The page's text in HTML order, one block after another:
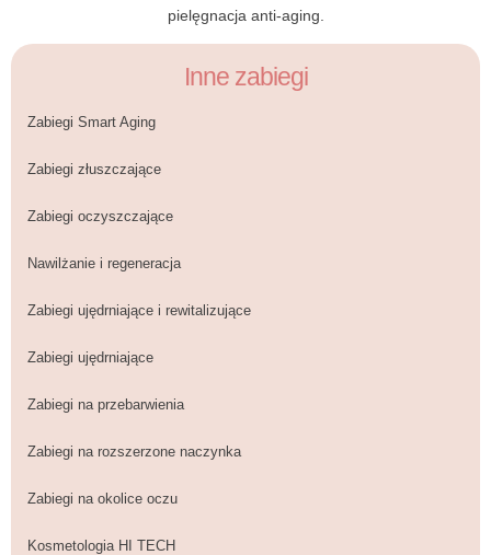
Inne zabiegi
Zabiegi Smart Aging
Zabiegi złuszczające
Zabiegi oczyszczające
Nawilżanie i regeneracja
Zabiegi ujędrniające i rewitalizujące
Zabiegi ujędrniające
Zabiegi na przebarwienia
Zabiegi na rozszerzone naczynka
Zabiegi na okolice oczu
Kosmetologia HI TECH
pielęgnacja anti-aging.